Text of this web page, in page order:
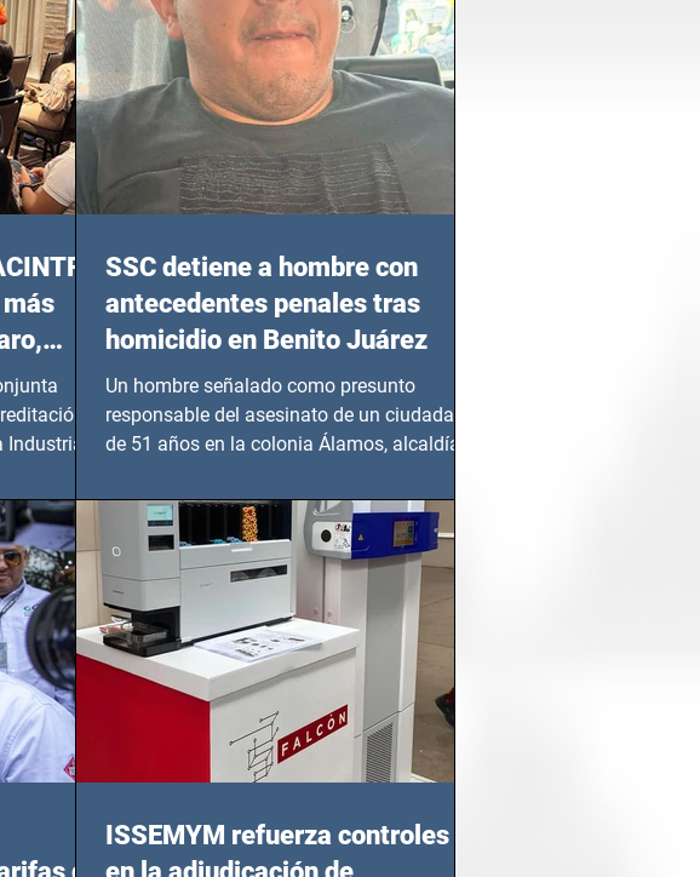
SSC detiene a hombre con
antecedentes penales tras
homicidio en Benito Juárez
Un hombre señalado como presunto
responsable del asesinato de un ciudadano
de 51 años en la colonia Álamos, alcaldía
ISSEMYM refuerza controles